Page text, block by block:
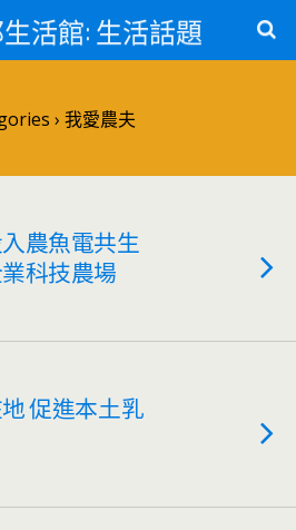
生活館: 生活話題
› 我愛農夫
農魚電共生
科技農場
促進本土乳